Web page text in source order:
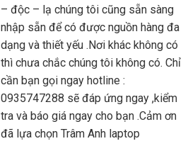
– độc – lạ chúng tôi cũng sẵn sàng
nhập sẵn để có được nguồn hàng đa
dạng và thiết yếu .Nơi khác không có
thì chưa chắc chúng tôi không có. Chỉ
cần bạn gọi ngay hotline :
0935747288 sẽ đáp ứng ngay ,kiểm
tra và báo giá ngay cho bạn .Cảm ơn
đã lựa chọn Trâm Anh laptop